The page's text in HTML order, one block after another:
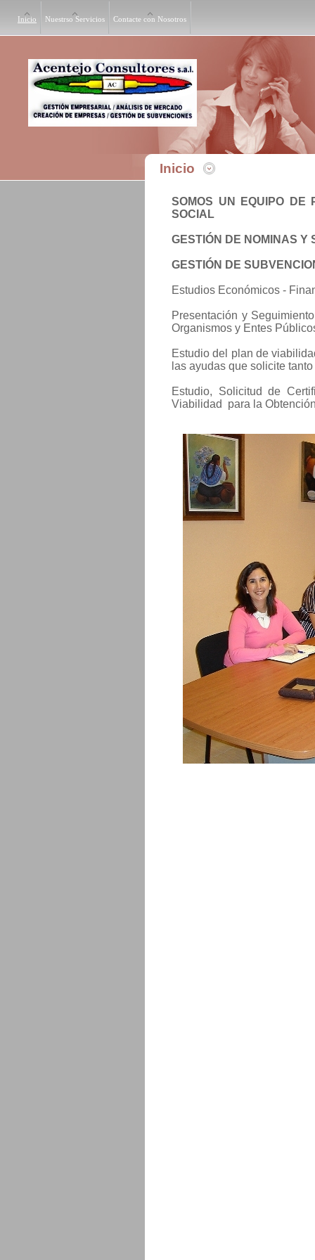
Inicio Nuestrso Servicios Contacte con Nosotros
Inicio
SOMOS UN EQUIPO DE
SOCIAL
GESTIÓN DE NOMINAS Y
GESTIÓN DE
Estudios Económicos -
Presentación y
Organismos y Entes
Estudio del plan de
las ayudas que solicite
Estudio, Solicitud de
Viabilidad para la